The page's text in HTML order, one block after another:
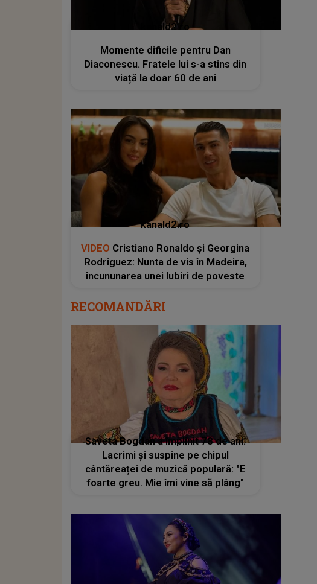
kanald2.ro
Momente dificile pentru Dan
Diaconescu. Fratele lui s-a stins din
viață la doar 60 de ani
kanald2.ro
VIDEO Cristiano Ronaldo și Georgina
Rodriguez: Nunta de vis în Madeira,
încununarea unei Iubiri de poveste
RECOMANDĂRI
Saveta Bogdan a împlinit 78 de ani.
Lacrimi și suspine pe chipul
cântăreaței de muzică populară: "E
foarte greu. Mie îmi vine să plâng"